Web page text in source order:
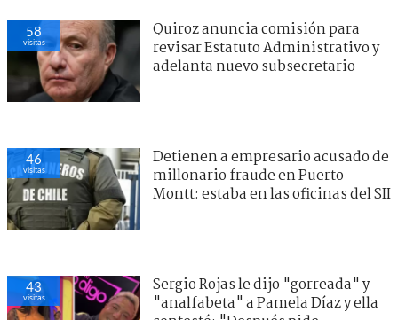
58
visitas
Quiroz anuncia comisión para
revisar Estatuto Administrativo y
adelanta nuevo subsecretario
46
visitas
Detienen a empresario acusado de
millonario fraude en Puerto
Montt: estaba en las oficinas del SII
43
visitas
Sergio Rojas le dijo "gorreada" y
"analfabeta" a Pamela Díaz y ella